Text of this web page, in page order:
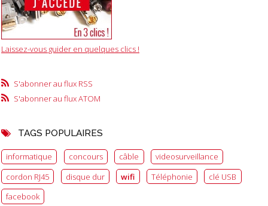
Laissez-vous guider en quelques clics !
S'abonner au flux RSS
S'abonner au flux ATOM
TAGS POPULAIRES
informatique concours câble
videosurveillance
cordon RJ45
disque dur wifi Téléphonie
clé USB
facebook